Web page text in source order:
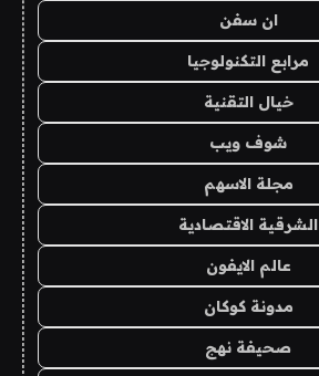
ان سفن
مرابع التكنولوجيا
خيال التقنية
شوف ويب
مجلة الاسهم
الشرقية الاقتصادية
عالم الايفون
مدونة كوكان
صحيفة نهج